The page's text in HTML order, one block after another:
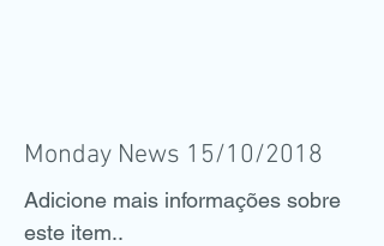
Monday News 15/10/2018
Adicione mais informações sobre
este item..